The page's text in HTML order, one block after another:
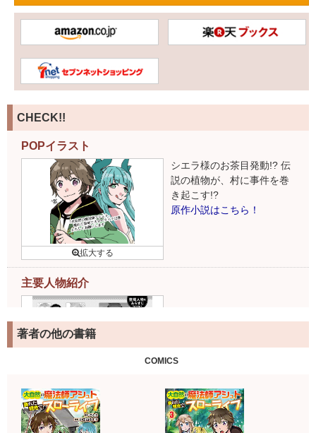
CHECK!!
POPイラスト
シエラ様のお茶目発動!? 伝
説の植物が、村に事件を巻
き起こす!?
原作小説はこちら！
主要人物紹介
著者の他の書籍
COMICS